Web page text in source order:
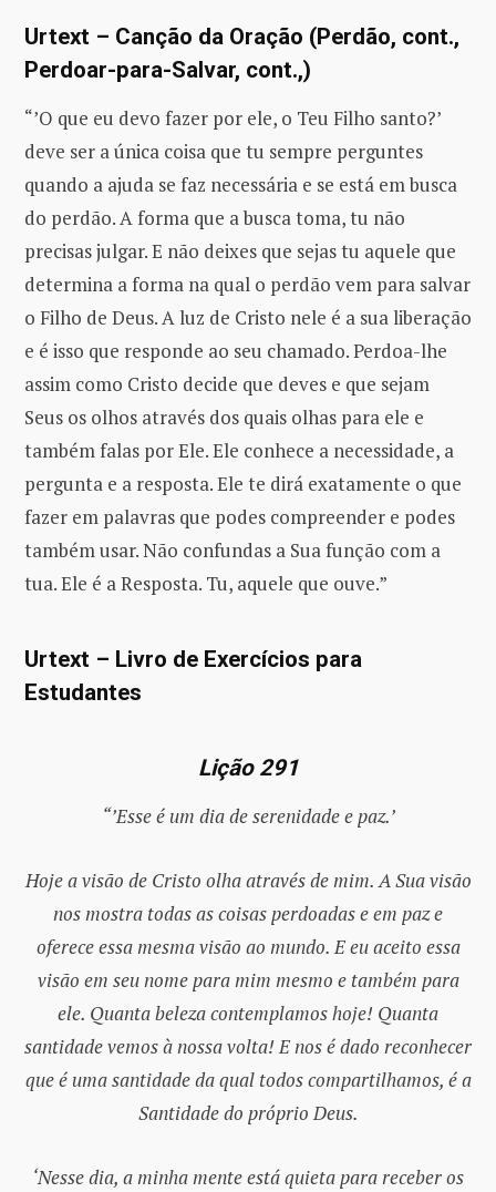
Urtext – Canção da Oração (Perdão, cont.,
Perdoar-para-Salvar, cont.,)
“’O que eu devo fazer por ele, o Teu Filho santo?’
deve ser a única coisa que tu sempre perguntes
quando a ajuda se faz necessária e se está em busca
do perdão. A forma que a busca toma, tu não
precisas julgar. E não deixes que sejas tu aquele que
determina a forma na qual o perdão vem para salvar
o Filho de Deus. A luz de Cristo nele é a sua liberação
e é isso que responde ao seu chamado. Perdoa-lhe
assim como Cristo decide que deves e que sejam
Seus os olhos através dos quais olhas para ele e
também falas por Ele. Ele conhece a necessidade, a
pergunta e a resposta. Ele te dirá exatamente o que
fazer em palavras que podes compreender e podes
também usar. Não confundas a Sua função com a
tua. Ele é a Resposta. Tu, aquele que ouve.”
Urtext – Livro de Exercícios para
Estudantes
Lição 291
“’Esse é um dia de serenidade e paz.’
Hoje a visão de Cristo olha através de mim. A Sua visão
nos mostra todas as coisas perdoadas e em paz e
oferece essa mesma visão ao mundo. E eu aceito essa
visão em seu nome para mim mesmo e também para
ele. Quanta beleza contemplamos hoje! Quanta
santidade vemos à nossa volta! E nos é dado reconhecer
que é uma santidade da qual todos compartilhamos, é a
Santidade do próprio Deus.
‘Nesse dia, a minha mente está quieta para receber os